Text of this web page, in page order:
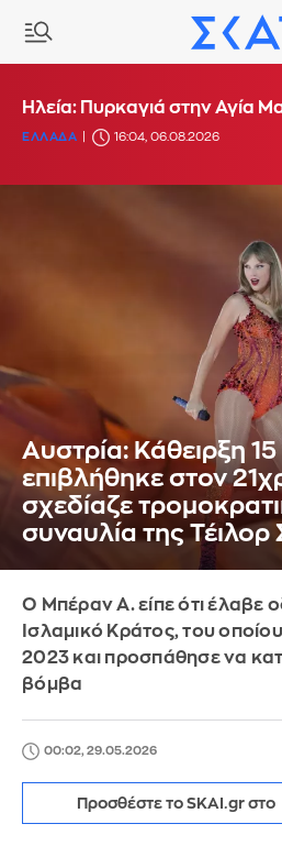
Πυρκαγιά στην περιοχή
ΕΛΛΑΔΑ 15:17, 06.08.2026
Ηλεία: Πυρκαγιά στην Αγία
ΕΛΛΑΔΑ 16:04, 06.08.2026
Αυστρία: Κάθειρξη
επιβλήθηκε στον
σχεδίαζε
συναυλία της Τέιλορ
Ο Μπέραν Α. είπε ότι έλαβε
Ισλαμικό Κράτος, του
2023 και προσπάθησε να
βόμβα
00:02, 29.05.2026
Προσθέστε το SKAI.gr στο